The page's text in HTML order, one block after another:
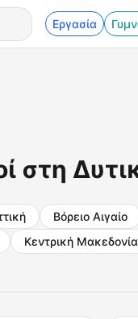
Εργασία
στη
Βόρειο Αιγαίο
Κεντρική Μακεδονία